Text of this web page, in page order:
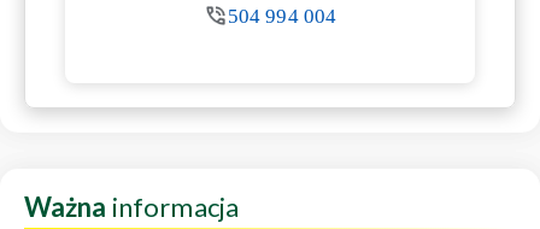
504 994 004
Ważna informacja